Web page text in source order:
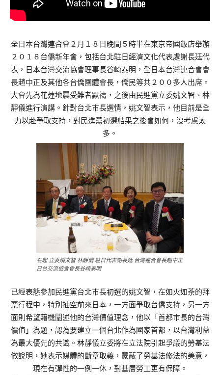
全日本台灣連合會２月１８日晚間５時半在東京帝國飯店舉辦
２０１８台僑新年會，包括台北駐日經濟文化代表處謝長廷代
表，日本台灣交流協會理事長谷崎泰明，全日本台灣連合會會
長趙中正及其他各台僑團體會長，僑民等共２００多人出席。
大會先為花蓮地震受難者默禱，之後由民進黨立委姚文智、林
靜儀進行演講。針對台北市長選情，姚文智表示，他目前是全
力以赴爭取支持，對民進黨初選結果之後會如何，沒考慮太
多。
右起 立委姚文智 林靜儀 駐日代表謝長廷 台灣連合會長趙中正
日台交流協會會長谷崎泰明
已經表態參加民進黨台北市長初選的姚文智，在如火如荼的拜
票行程中，特別抽空前來日本，一方面爭取台僑支持，另一方
面則希望藉機闡述他的台灣價值理念，他以「首都市長的台灣
價值」為題，認為要建立一個台北作為國家首都，以台灣利益
為最大優先的共識。林靜儀立委將在立法院引起爭議的勞基法
做說明，她表示媒體的斷章取義，蒙蔽了勞基法修法的美意，
現在有彈性的一例一休，對基層勞工更有保障。